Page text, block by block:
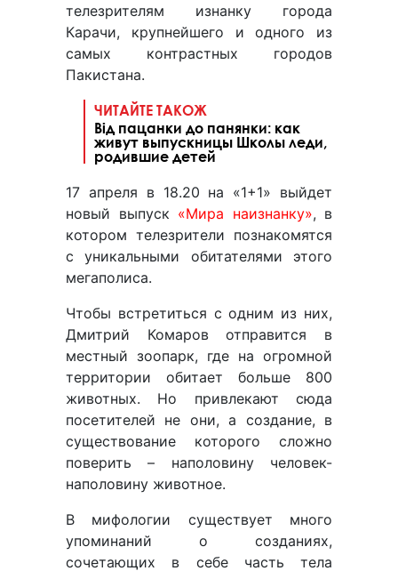
телезрителям изнанку города
Карачи, крупнейшего и одного из
самых контрастных городов
Пакистана.
ЧИТАЙТЕ ТАКОЖ
Від пацанки до панянки: как
живут выпускницы Школы леди,
родившие детей
17 апреля в 18.20 на «1+1» выйдет
новый выпуск «Мира наизнанку», в
котором телезрители познакомятся
с уникальными обитателями этого
мегаполиса.
Чтобы встретиться с одним из них,
Дмитрий Комаров отправится в
местный зоопарк, где на огромной
территории обитает больше 800
животных. Но привлекают сюда
посетителей не они, а создание, в
существование которого сложно
поверить – наполовину человек-
наполовину животное.
В мифологии существует много
упоминаний о созданиях,
сочетающих в себе часть тела